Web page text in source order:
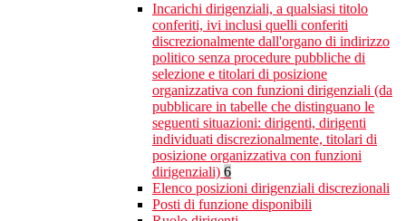
Incarichi dirigenziali, a qualsiasi titolo
conferiti, ivi inclusi quelli conferiti
discrezionalmente dall'organo di indirizzo
politico senza procedure pubbliche di
selezione e titolari di posizione
organizzativa con funzioni dirigenziali (da
pubblicare in tabelle che distinguano le
seguenti situazioni: dirigenti, dirigenti
individuati discrezionalmente, titolari di
posizione organizzativa con funzioni
dirigenziali) 6
Elenco posizioni dirigenziali discrezionali
Posti di funzione disponibili